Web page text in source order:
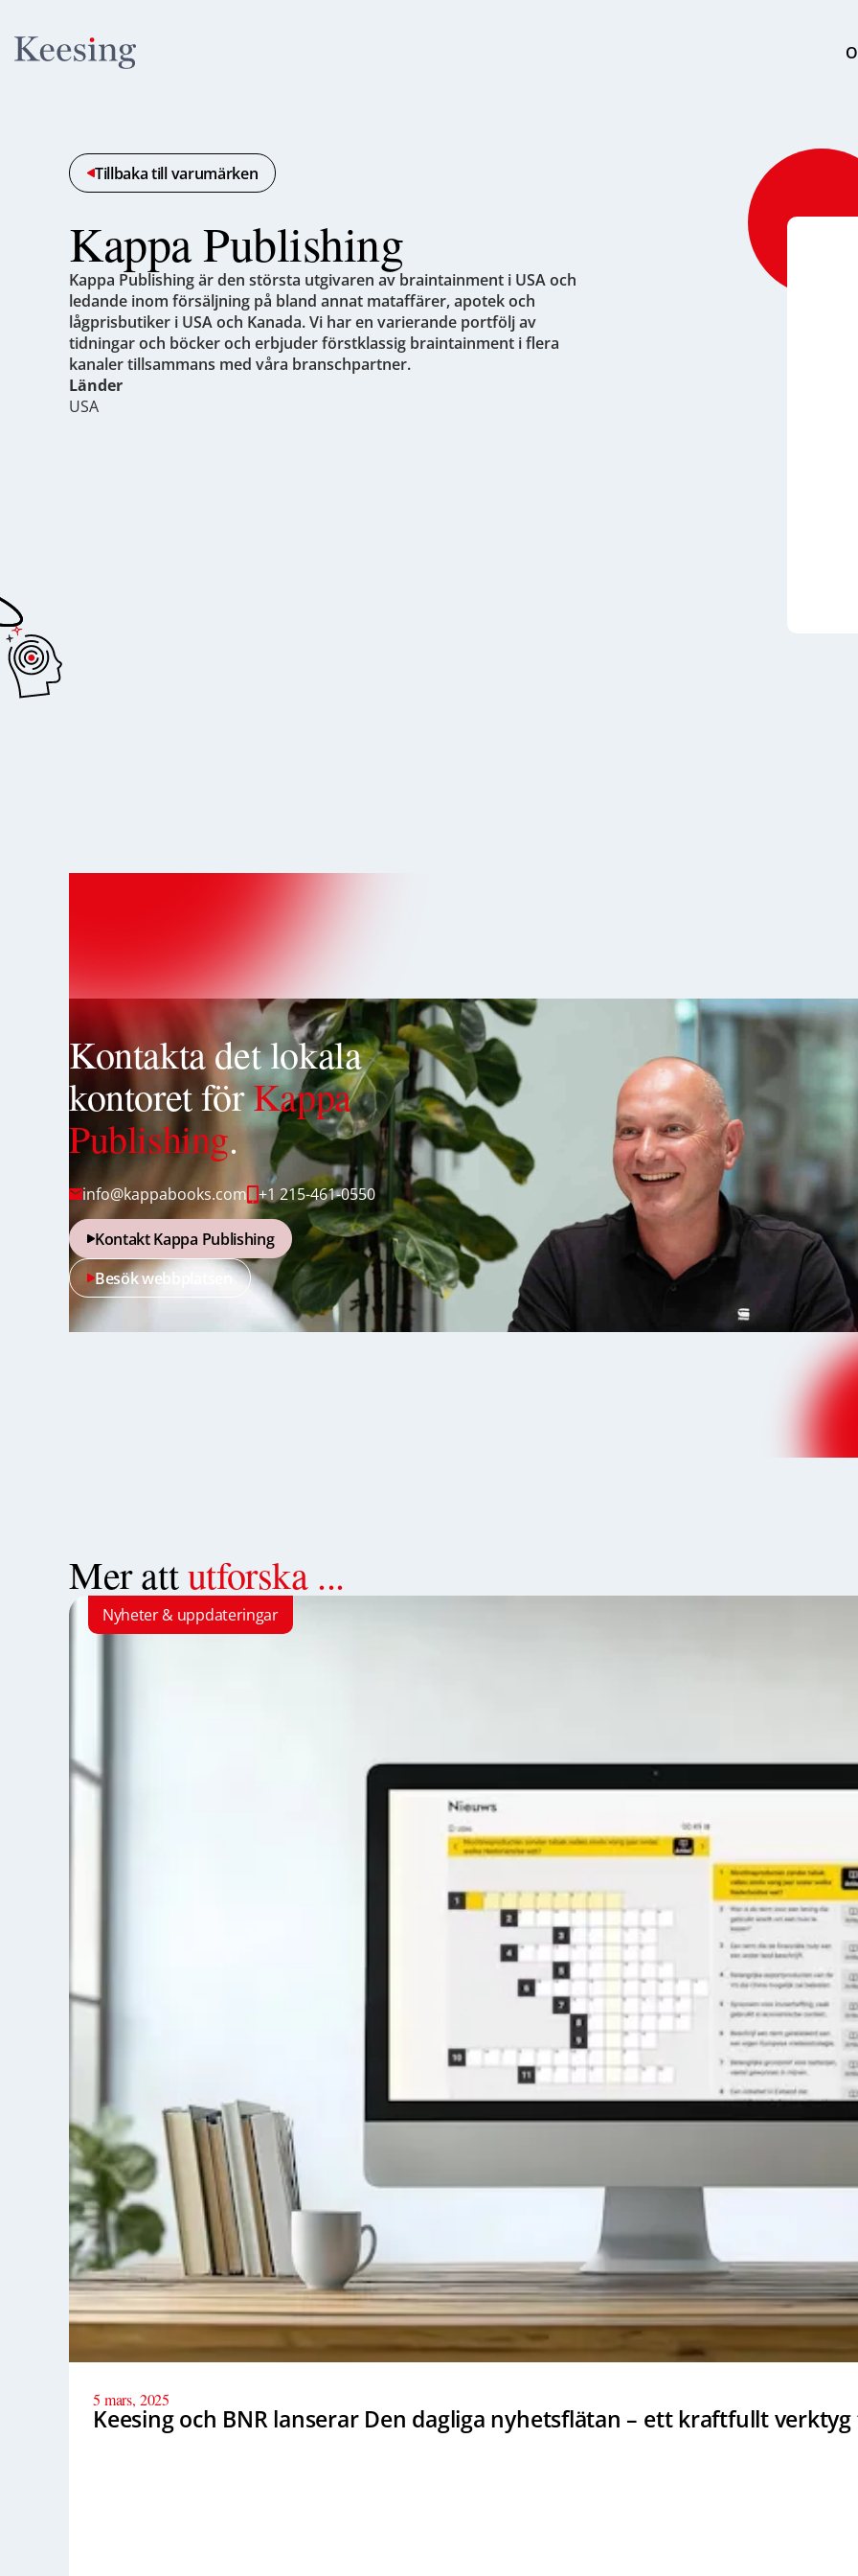
Tillbaka till varumärken
Kappa Publishing
Kappa Publishing är den största utgivaren av braintainment i USA och
ledande inom försäljning på bland annat mataffärer, apotek och
lågprisbutiker i USA och Kanada. Vi har en varierande portfölj av
tidningar och böcker och erbjuder förstklassig braintainment i flera
kanaler tillsammans med våra branschpartner.
Länder
USA
Kontakta det lokala
kontoret förKappa
Publishing.
info@kappabooks.com +1 215-461-0550
Kontakt Kappa Publishing
Besök webbplatsen
Mer attutforska ...
Nyheter & uppdateringar
5 mars, 2025
Keesing och BNR lanserar Den dagliga nyhetsflätan – ett kraftfullt